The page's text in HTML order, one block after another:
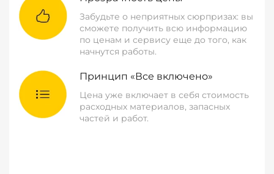
Забудьте о неприятных сюрпризах: вы
сможете получить всю информацию
по ценам и сервису еще до того, как
начнутся работы.
Принцип «Все включено»
Цена уже включает в себя стоимость
расходных материалов, запасных
частей и работ.